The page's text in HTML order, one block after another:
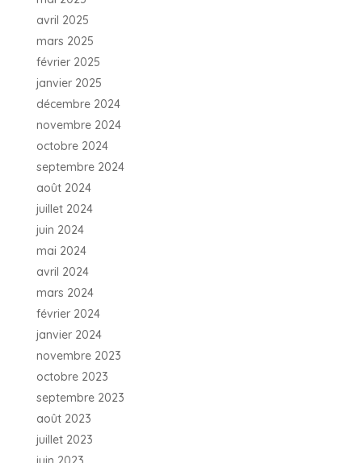
avril 2025
mars 2025
février 2025
janvier 2025
décembre 2024
novembre 2024
octobre 2024
septembre 2024
août 2024
juillet 2024
juin 2024
mai 2024
avril 2024
mars 2024
février 2024
janvier 2024
novembre 2023
octobre 2023
septembre 2023
août 2023
juillet 2023